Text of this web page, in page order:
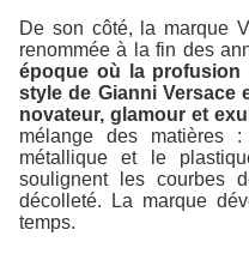
De son côté, la marque
renommée à la fin des
époque où la
style de Gianni Versace
novateur, glamour et
mélange des
métallique et le
soulignent les courbes
décolleté. La marque
temps.